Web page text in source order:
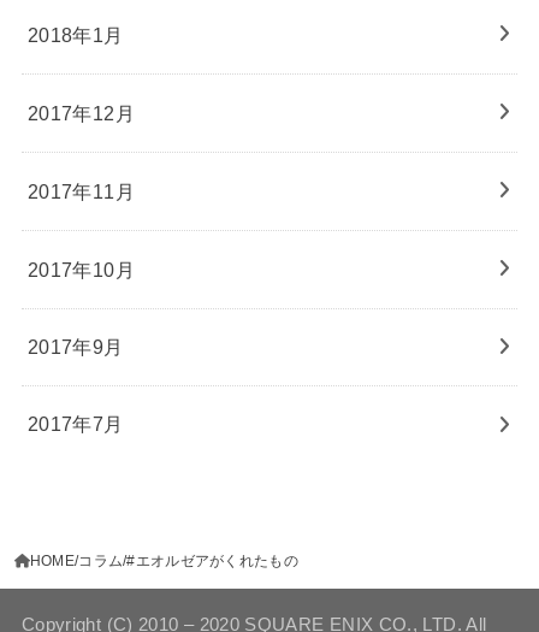
2018年1月
2017年12月
2017年11月
2017年10月
2017年9月
2017年7月
HOME コラム #エオルゼアがくれたもの
Copyright (C) 2010 – 2020 SQUARE ENIX CO., LTD. All